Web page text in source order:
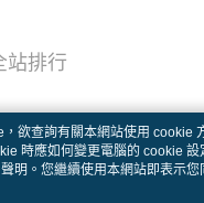
站排行
欲查詢有關本網站使用 cookie
時應如何變更電腦的 cookie 設
明。您繼續使用本網站即表示
使用 cookie。